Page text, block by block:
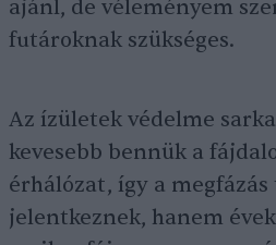
ajánl, de véleményem
futároknak szükséges.
Az ízületek védelme
kevesebb bennük a
érhálózat, így a
jelentkeznek, hanem